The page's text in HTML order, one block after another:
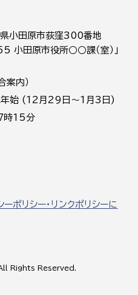
小田原市荻窪300番地
小田原市役所○○課（室）」
内）
年始 (12月29日～1月3日)
時15分
ポリシー・リンクポリシーに
Rights Reserved.